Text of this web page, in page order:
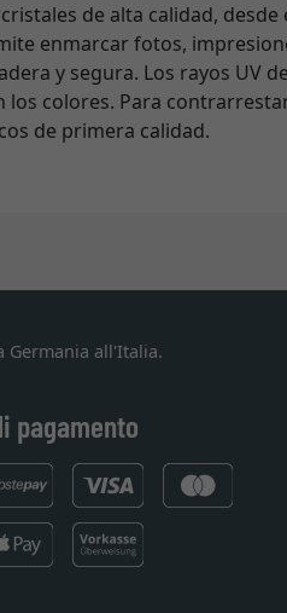
de alta calidad, desde
enmarcar fotos,
y segura. Los rayos UV
los colores. Para
de primera calidad.
Germania all'Italia.
pagamento